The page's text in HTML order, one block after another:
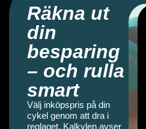
Adress
Bruksvägen 6
Umeå
› Visa på karta
› Vägbeskrivning
› Maila oss
Räkna ut
din
besparing
– och rulla
smart
Välj inköpspris på din
cykel genom att dra i
reglaget. Kalkylen avser